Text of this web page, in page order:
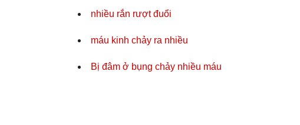
nhiều rắn rượt đuổi
máu kinh chảy ra nhiều
Bị đâm ở bụng chảy nhiều máu